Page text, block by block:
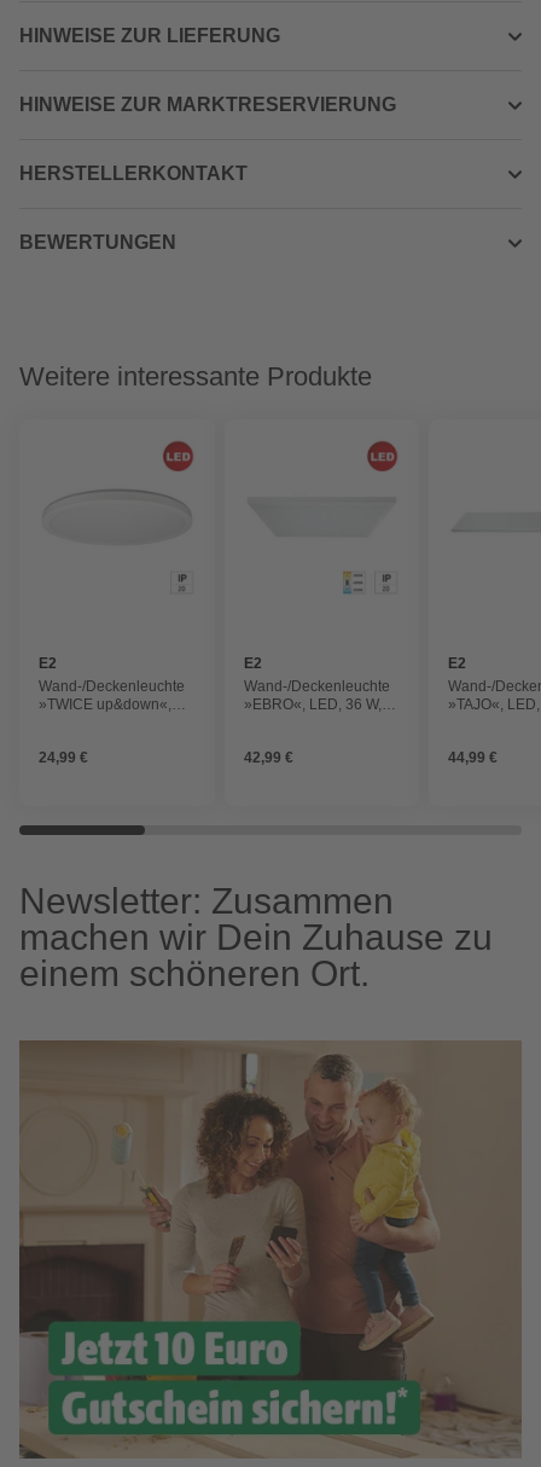
HINWEISE ZUR LIEFERUNG
HINWEISE ZUR MARKTRESERVIERUNG
HERSTELLERKONTAKT
BEWERTUNGEN
Weitere interessante Produkte
E2
Wand-/Deckenleuchte
»TWICE up&down«,
24,99 €
E2
Wand-/Deckenleuchte
»EBRO«, LED, 36 W,
42,99 €
E2
Wand-/
»TAJO«,
44,99 €
Newsletter: Zusammen
machen wir Dein Zuhause zu
einem schöneren Ort.